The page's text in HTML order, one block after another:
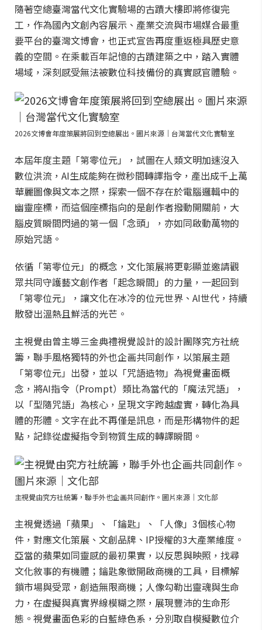
隨著空總臺灣當代文化實驗場的古蹟大樓即將修復完
工，作為國內文創內容展示、產業交流與市場媒合最重
要平台的臺灣文博會，也正式宣告再度重返極具歷史意
義的空間。在乘載百年記憶的古蹟建築之中，踏入實體
場域，深刻感受無法被數位科技備份的真實感官體驗。
2026文博會年度策展將回到空總展出。圖片來源｜台灣當代文化實驗室
本屆年度主題「第零位元」，試圖在人類文明加速沒入
數位洪流，AI生成能夠在微秒間轉譯指令，產出成千上萬
華麗圖像與文本之際，探索一個不存在於電腦邏輯中的
幽靈座標，而這個座標指向的是創作者撥動開關前，大
腦皮質瞬間閃過的第一個「念頭」，亦如同啟動萬物的
原始咒語。
依循「第零位元」的概念，文化策展將更彰顯並邀請觀
眾共同守護藝文創作者「起念瞬間」的力量，一起回到
「第零位元」，讓文化在冰冷的位元世界、AI世代，持續
散發出溫熱且鮮活的光芒。
主視覺由曾主導三金典禮視覺設計的設計團隊究方社統
籌，聯手風格獨特的外也企画共同創作，以策展主題
「第零位元」出發，並以「咒語造物」為視覺畫面概
念，將AI指令（Prompt）類比為當代的「魔法咒語」，
以「型隨咒語」為核心，呈現文字跨越虛實，轉化為具
體的形體。文字在此不再僅是訊息，而是形構物件的起
點，記錄從虛擬指令到物質生成的轉譯瞬間。
主視覺由究方社統籌，聯手外也企画共同創作。圖片來源｜文化部
主視覺透過「蘋果」、「鑰匙」、「人像」3個核心物
件，對應文化策展、文創品牌、IP授權的3大產業維度。
亞當的蘋果如同靈感的最初果實，以反思與映照，找尋
文化敘事的有機體；鑰匙象徵開啟商機的工具，目標解
鎖市場與受眾，創造無限商機；人像勾勒出靈魂與生命
力，在虛擬與真實界線模糊之際，展現豐沛的生命形
態。視覺畫面色彩的白藍綠色系，分別取自模擬數位介